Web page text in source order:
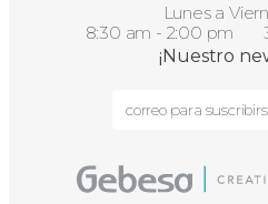
Lunes a
8:30 am - 2:00 pm
¡Nuestro